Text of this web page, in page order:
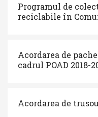
Programul de
reciclabile în
Acordarea de
cadrul POAD 2018-
Acordarea de